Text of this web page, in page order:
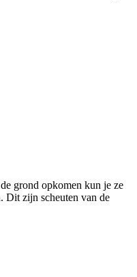
grond opkomen kun je ze
Dit zijn scheuten van de